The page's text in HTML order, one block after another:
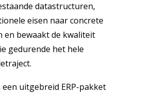
datastructuren,
eisen naar concrete
en bewaakt de kwaliteit
gedurende het hele
een uitgebreid ERP-pakket